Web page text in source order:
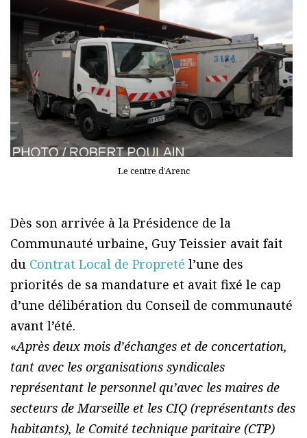
Le centre d’Arenc
Dès son arrivée à la Présidence de la
Communauté urbaine, Guy Teissier avait fait
du Contrat Local de Propreté l’une des
priorités de sa mandature et avait fixé le cap
d’une délibération du Conseil de communauté
avant l’été.
«Après deux mois d’échanges et de concertation,
tant avec les organisations syndicales
représentant le personnel qu’avec les maires de
secteurs de Marseille et les CIQ (représentants des
habitants), le Comité technique paritaire (CTP)